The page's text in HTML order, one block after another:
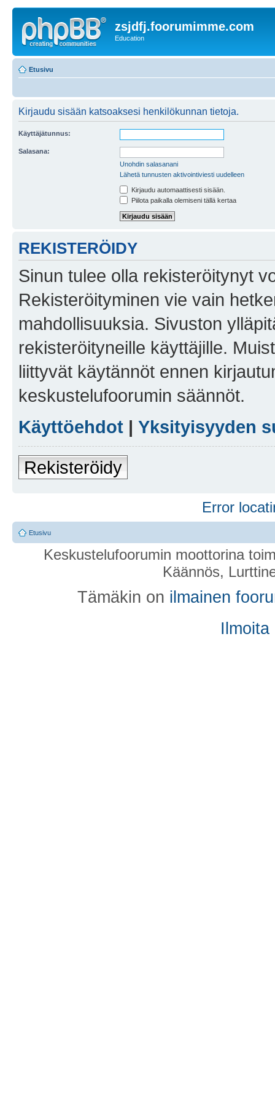
zsjdfj.foorumimme.com
Education
Etusivu
Kirjaudu sisään katsoaksesi henkilökunnan tietoja.
Käyttäjätunnus:
Salasana:
Unohdin salasanani
Lähetä tunnusten aktivointiviesti uudelleen
Kirjaudu automaattisesti sisään.
Piilota paikalla olemiseni tällä kertaa
REKISTERÖIDY
Sinun tulee olla rekisteröitynyt
Rekisteröityminen vie vain
mahdollisuuksia. Sivuston
rekisteröityneille käyttäjille.
liittyvät käytännöt ennen
keskustelufoorumin säännöt.
Käyttöehdot | Yksityisyyden
Rekisteröidy
Error
Etusivu
Keskustelufoorumin moottorina
Käännös,
Tämäkin on ilmainen